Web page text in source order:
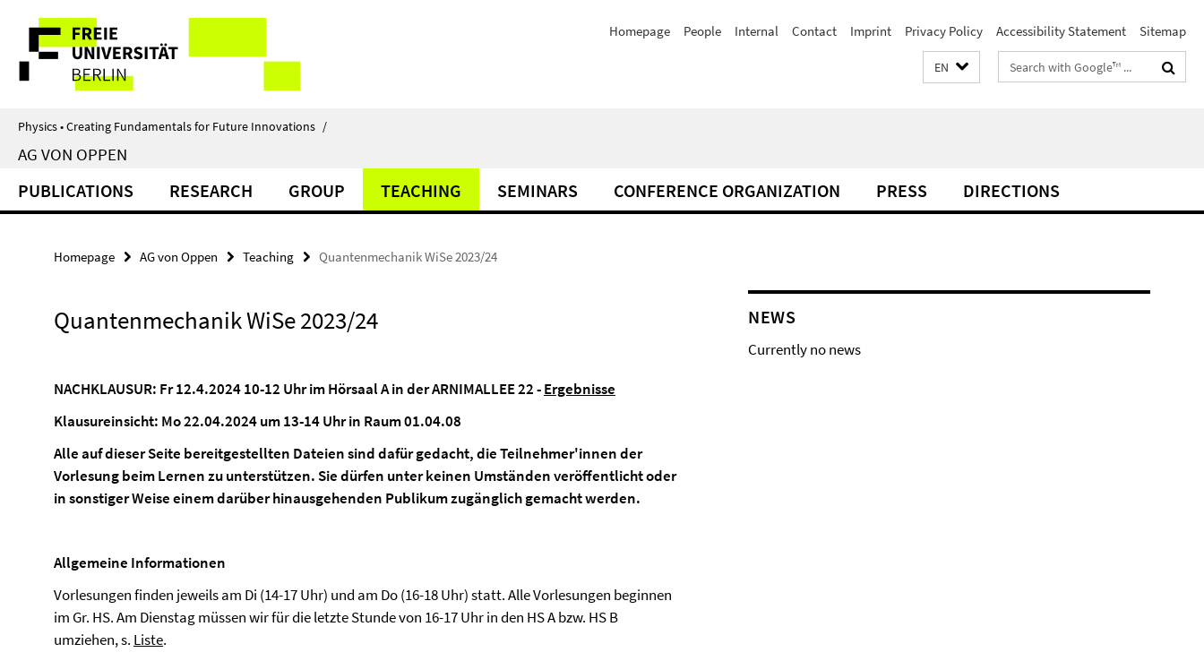
direkt
Inhalt
Service
Navigation
Homepage People Internal Contact Imprint Privacy Policy Accessibility Statement Sitemap
EN
Search
terms
Physics • Creating Fundamentals for Future Innovations /
AG VON OPPEN
PUBLICATIONS RESEARCH GROUP TEACHING SEMINARS CONFERENCE ORGANIZATION PRESS DIRECTIONS
Homepage AG von Oppen Teaching Quantenmechanik WiSe 2023/24
Quantenmechanik WiSe 2023/24
NACHKLAUSUR: Fr 12.4.2024 10-12 Uhr im Hörsaal A in der ARNIMALLEE 22 -Ergebnisse
Klausureinsicht: Mo 22.04.2024 um 13-14 Uhr in Raum 01.04.08
Alle auf dieser Seite bereitgestellten Dateien sind dafür gedacht, die Teilnehmer'innen der
Vorlesung beim Lernen zu unterstützen. Sie dürfen unter keinen Umständen veröffentlicht oder
in sonstiger Weise einem darüber hinausgehenden Publikum zugänglich gemacht werden.
Allgemeine Informationen
Vorlesungen finden jeweils am Di (14-17 Uhr) und am Do (16-18 Uhr) statt. Alle Vorlesungen beginnen
im Gr. HS. Am Dienstag müssen wir für die letzte Stunde von 16-17 Uhr in den HS A bzw. HS B
umziehen, s. Liste.
NEWS
Currently no news